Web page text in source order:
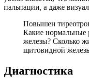
пальпации, а даже
Повышен
Какие нормальные
железы? Сколько
щитовидной
Диагностика